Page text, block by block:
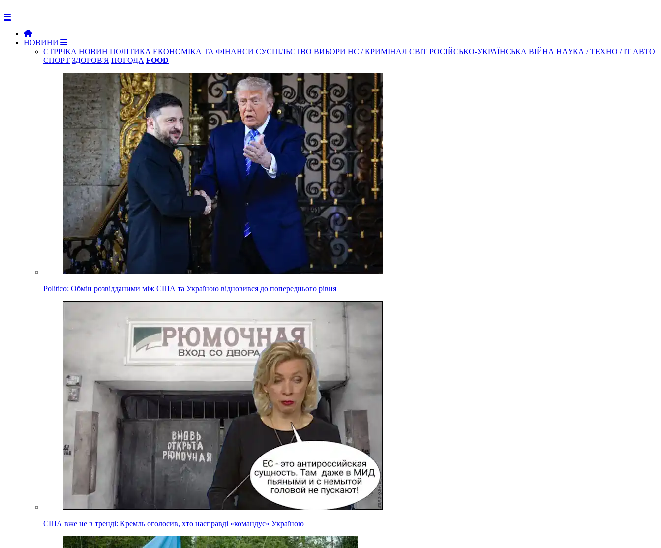
НОВИНИ
СТРІЧКА НОВИН ПОЛІТИКА ЕКОНОМІКА ТА ФІНАНСИ СУСПІЛЬСТВО ВИБОРИ НС / КРИМІНАЛ СВІТ РОСІЙСЬКО-УКРАЇНСЬКА ВІЙНА НАУКА / ТЕХНО / IT АВТО
СПОРТ ЗДОРОВ'Я ПОГОДА FOOD
Politico: Обмін розвідданими між США та Україною відновився до попереднього рівня
США вже не в тренді: Кремль оголосив, хто насправді «командує» Україною